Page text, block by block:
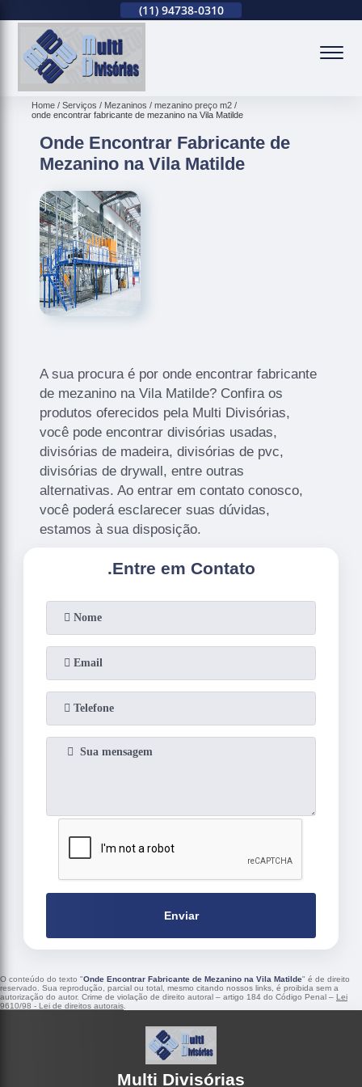
(11) 94738-0310
Home Serviços Mezaninos
mezanino preço m2
onde encontrar fabricante de mezanino na Vila Matilde
Onde Encontrar Fabricante de
Mezanino na Vila Matilde
A sua procura é por onde encontrar fabricante
de mezanino na Vila Matilde? Confira os
produtos oferecidos pela Multi Divisórias,
você pode encontrar divisórias usadas,
divisórias de madeira, divisórias de pvc,
divisórias de drywall, entre outras
alternativas. Ao entrar em contato conosco,
você poderá esclarecer suas dúvidas,
estamos à sua disposição.
.Entre em Contato
Enviar
O conteúdo do texto "Onde Encontrar Fabricante de Mezanino na Vila Matilde" é de direito
reservado. Sua reprodução, parcial ou total, mesmo citando nossos links, é proibida sem a
autorização do autor. Crime de violação de direito autoral – artigo 184 do Código Penal – Lei
9610/98 - Lei de direitos autorais
Multi Divisórias